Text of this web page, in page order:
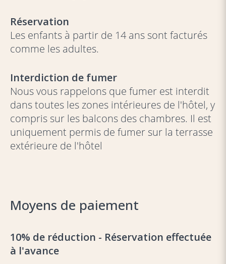
Réservation
Les enfants à partir de 14 ans sont facturés
comme les adultes.
Interdiction de fumer
Nous vous rappelons que fumer est interdit
dans toutes les zones intérieures de l'hôtel, y
compris sur les balcons des chambres. Il est
uniquement permis de fumer sur la terrasse
extérieure de l'hôtel
Moyens de paiement
10% de réduction - Réservation effectuée
à l'avance